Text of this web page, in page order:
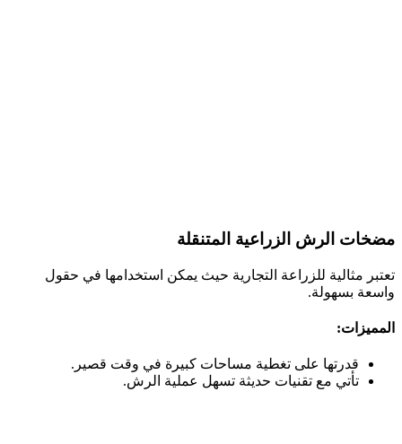
مضخات الرش الزراعية المتنقلة
تعتبر مثالية للزراعة التجارية حيث يمكن استخدامها في حقول
واسعة بسهولة.
المميزات:
قدرتها على تغطية مساحات كبيرة في وقت قصير.
تأتي مع تقنيات حديثة تسهل عملية الرش.